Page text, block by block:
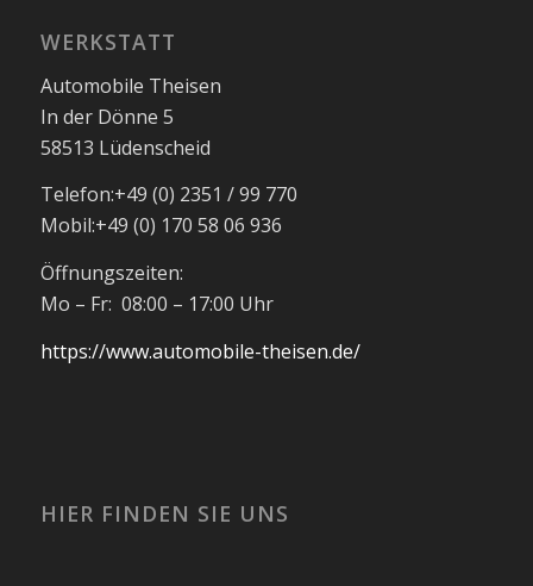
WERKSTATT
Automobile Theisen
In der Dönne 5
58513 Lüdenscheid
Telefon:+49 (0) 2351 / 99 770
Mobil:+49 (0) 170 58 06 936
Öffnungszeiten:
Mo – Fr: 08:00 – 17:00 Uhr
https://www.automobile-theisen.de/
HIER FINDEN SIE UNS